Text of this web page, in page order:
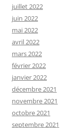
juillet 2022
juin 2022
mai 2022
avril 2022
mars 2022
février 2022
janvier 2022
décembre 2021
novembre 2021
octobre 2021
septembre 2021